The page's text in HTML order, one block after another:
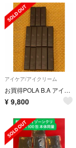
アイケア/アイクリーム
お買得POLA B.A アイゾーンクリーム N 26g 【本体同量】
¥ 9,800